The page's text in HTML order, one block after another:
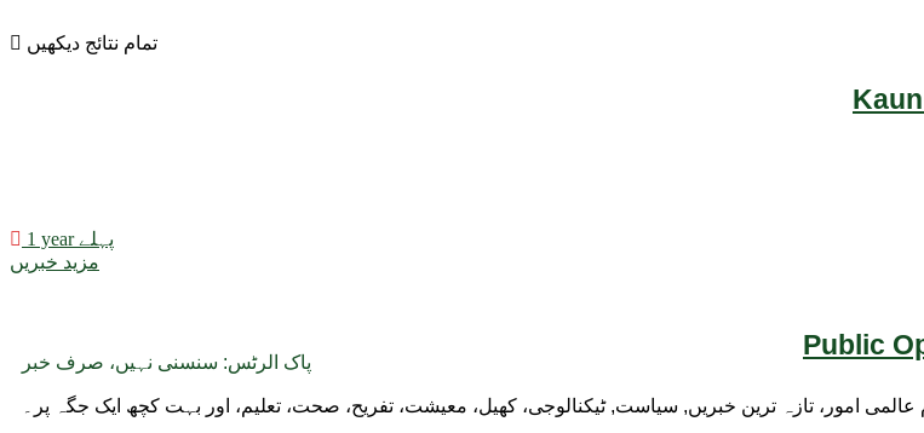
Public
تمام نتائج دیکھیں
1 year پہلے
مزید خبریں
پاک الرٹس: سنسنی نہیں، صرف خبر
عالمی امور، تازہ ترین خبریں, سیاست, ٹیکنالوجی، کھیل، معیشت، تفریح، صحت، تعلیم، اور بہت کچھ ایک جگہ پر۔